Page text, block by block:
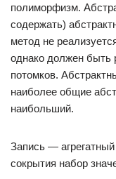
полиморфизм.
содержать)
метод не
однако должен быть
потомков.
наиболее общие
наибольший.
Запись —
сокрытия набор